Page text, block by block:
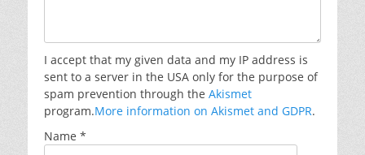
I accept that my given data and my IP address is
sent to a server in the USA only for the purpose of
spam prevention through the Akismet
program.More information on Akismet and GDPR.
Name *